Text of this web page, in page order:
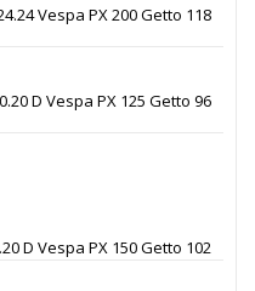
Vespa PX 200 Getto 118
D Vespa PX 125 Getto 96
D Vespa PX 150 Getto 102